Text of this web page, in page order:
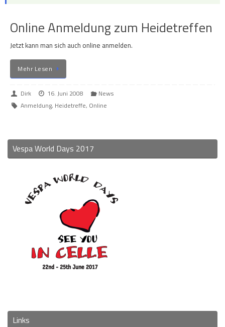
Online Anmeldung zum Heidetreffen
Jetzt kann man sich auch online anmelden.
Mehr Lesen
Dirk 16. Juni 2008
News
Anmeldung, Heidetreffe, Online
Vespa World Days 2017
Links